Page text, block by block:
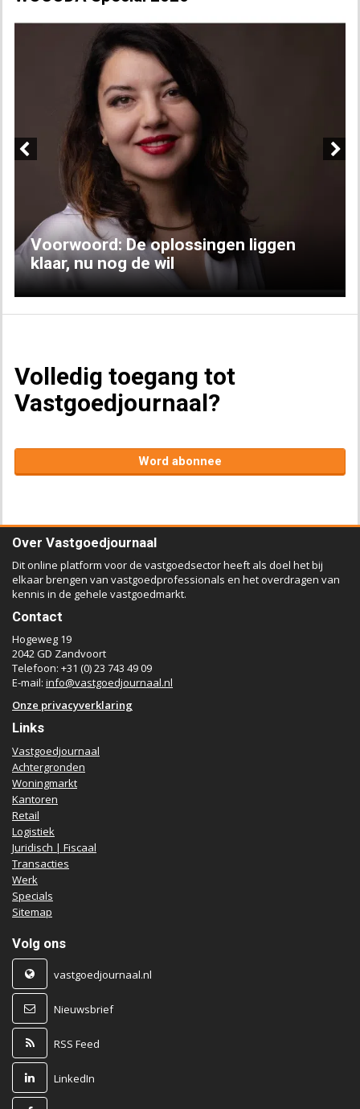
Voorwoord: De oplossingen liggen
klaar, nu nog de wil
Volledig toegang tot
Vastgoedjournaal?
Word abonnee
Over Vastgoedjournaal
Dit online platform voor de vastgoedsector heeft als doel het bij
elkaar brengen van vastgoedprofessionals en het overdragen van
kennis in de gehele vastgoedmarkt.
Contact
Hogeweg 19
2042 GD Zandvoort
Telefoon: +31 (0) 23 743 49 09
E-mail: info@vastgoedjournaal.nl
Onze privacyverklaring
Links
Vastgoedjournaal
Achtergronden
Woningmarkt
Kantoren
Retail
Logistiek
Juridisch | Fiscaal
Transacties
Werk
Specials
Sitemap
Volg ons
vastgoedjournaal.nl
Nieuwsbrief
RSS Feed
LinkedIn